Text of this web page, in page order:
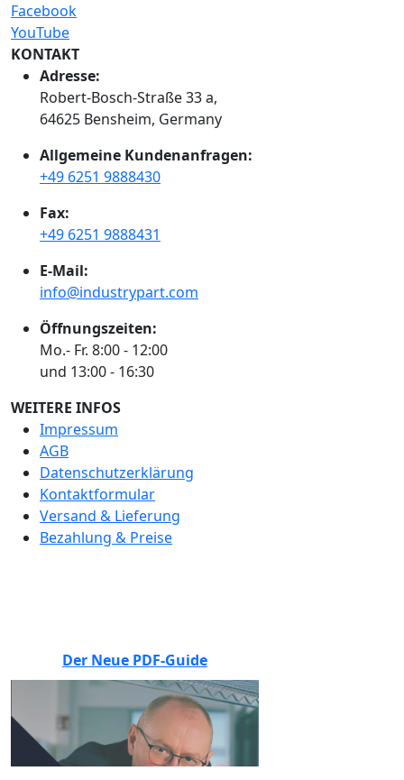
Facebook
YouTube
KONTAKT
Adresse:
Robert-Bosch-Straße 33 a,
64625 Bensheim, Germany
Allgemeine Kundenanfragen:
+49 6251 9888430
Fax:
+49 6251 9888431
E-Mail:
info@industrypart.com
Öffnungszeiten:
Mo.- Fr. 8:00 - 12:00
und 13:00 - 16:30
WEITERE INFOS
Impressum
AGB
Datenschutzerklärung
Kontaktformular
Versand & Lieferung
Bezahlung & Preise
Der Neue PDF-Guide